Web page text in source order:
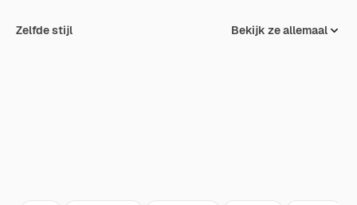
Zelfde stijl Bekijk ze allemaal